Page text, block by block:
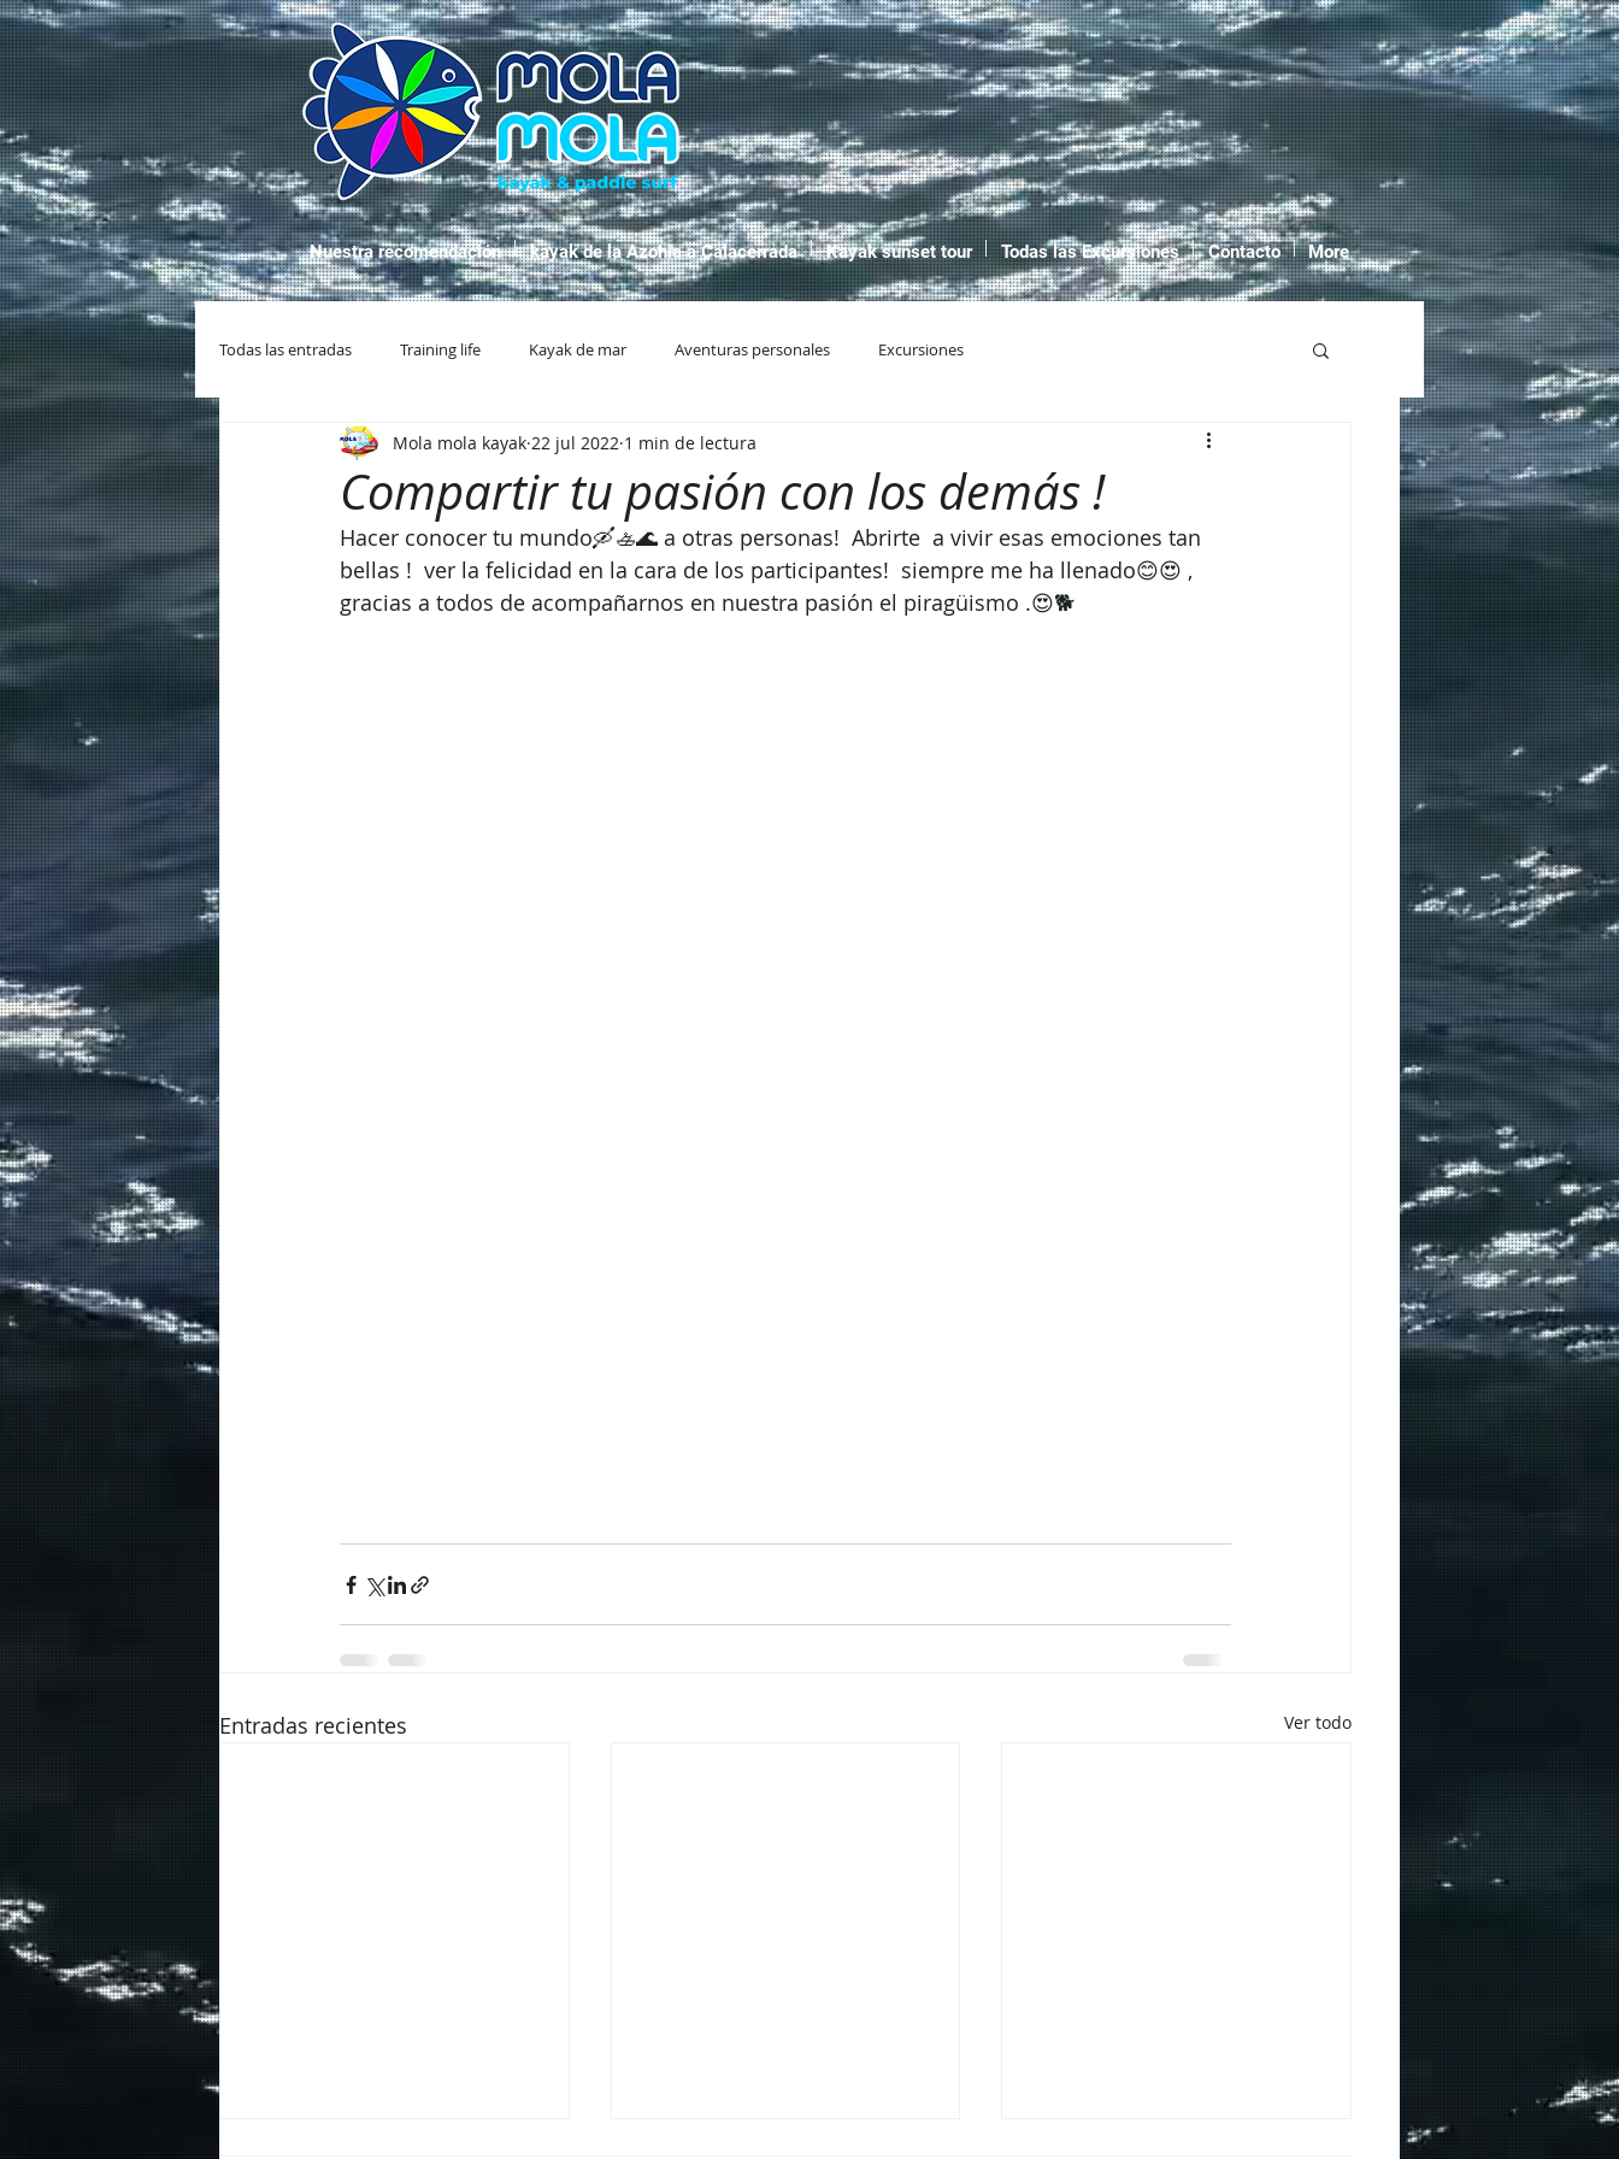
Nuestra recomendación kayak de la Azohia a Calacerrada Kayak sunset tour Todas las Excursiones Contacto More
Todas las entradas Training life Kayak de mar Aventuras personales Excursiones
Compartir tu pasión con los demás !
Mola mola kayak 22 jul 2022 1 min de lectura
Hacer conocer tu mundo🛶🚣🌊 a otras personas!  Abrirte  a vivir esas emociones tan
bellas !  ver la felicidad en la cara de los participantes!  siempre me ha llenado😊😍 ,
gracias a todos de acompañarnos en nuestra pasión el piragüismo .😍🐕
Entradas recientes Ver todo